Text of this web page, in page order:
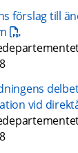
förslag till
pdf, 24.6 kB.
vid